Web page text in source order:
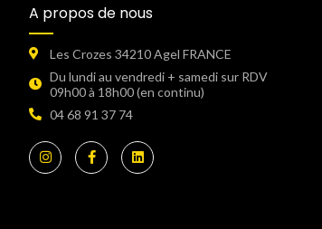
A propos de nous
Les Crozes 34210 Agel FRANCE
Du lundi au vendredi + samedi sur RDV
09h00 à 18h00 (en continu)​
04 68 91 37 74